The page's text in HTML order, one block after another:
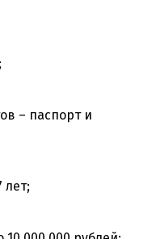
– паспорт и
лет;